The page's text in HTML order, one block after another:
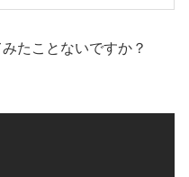
たことないですか？